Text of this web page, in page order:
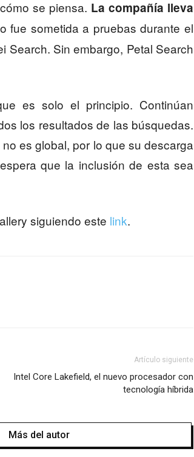
se piensa. La compañía lleva
fue sometida a pruebas durante el
Search. Sin embargo, Petal Search
es solo el principio. Continúan
los resultados de las búsquedas.
es global, por lo que su descarga
que la inclusión de esta sea
siguiendo este link.
Artículo siguiente
Intel Core Lakefield, el nuevo procesador con
tecnología híbrida
Más del autor